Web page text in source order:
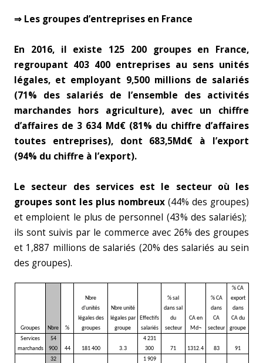
⇒ Les groupes d’entreprises en France
En 2016, il existe 125 200 groupes en France,
regroupant 403 400 entreprises au sens unités
légales, et employant 9,500 millions de salariés
(71% des salariés de l’ensemble des activités
marchandes hors agriculture), avec un chiffre
d’affaires de 3 634 Md€ (81% du chiffre d’affaires
toutes entreprises), dont 683,5Md€ à l’export
(94% du chiffre à l’export).
Le secteur des services est le secteur où les
groupes sont les plus nombreux (44% des groupes)
et emploient le plus de personnel (43% des salariés);
ils sont suivis par le commerce avec 26% des groupes
et 1,887 millions de salariés (20% des salariés au sein
des groupes).
Groupes Nbre %
Nbre
d'unités
légales des
groupes
Nbre unité
légales par
groupe
Effectifs
salariés
% sal
dans sal
du
secteur
CA en
Md¬
% CA
dans
CA
secteur
% CA
export
dans
CA du
groupe
Services
marchands
54
900
44 181 400 3.3
4 231
300
71 1312.4 83 91
32
1 909